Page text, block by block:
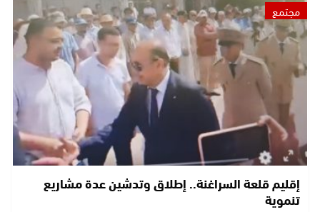
مجتمع
إقليم قلعة السراغنة.. إطلاق وتدشين عدة مشاريع
تنموية